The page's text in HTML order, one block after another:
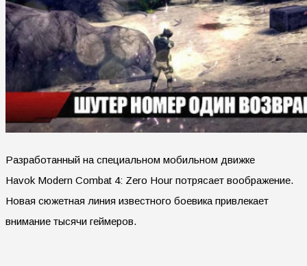
Разработанный на специальном мобильном движке
Havok Modern Combat 4: Zero Hour потрясает воображение.
Новая сюжетная линия известного боевика привлекает
внимание тысячи геймеров.